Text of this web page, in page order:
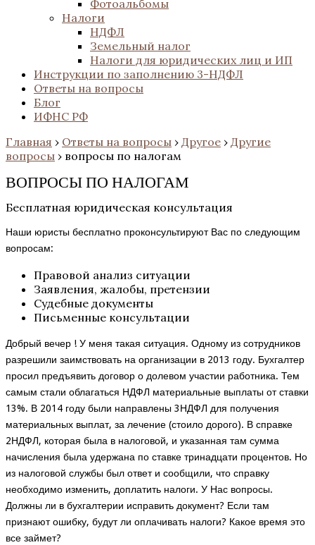
Фотоальбомы
Налоги
НДФЛ
Земельный налог
Налоги для юридических лиц и ИП
Инструкции по заполнению 3-НДФЛ
Ответы на вопросы
Блог
ИФНС РФ
Главная › Ответы на вопросы › Другое › Другие
вопросы › вопросы по налогам
ВОПРОСЫ ПО НАЛОГАМ
Бесплатная юридическая консультация
Наши юристы бесплатно проконсультируют Вас по следующим
вопросам:
Правовой анализ ситуации
Заявления, жалобы, претензии
Судебные документы
Письменные консультации
Добрый вечер ! У меня такая ситуация. Одному из сотрудников
разрешили заимствовать на организации в 2013 году. Бухгалтер
просил предъявить договор о долевом участии работника. Тем
самым стали облагаться НДФЛ материальные выплаты от ставки
13%. В 2014 году были направлены 3НДФЛ для получения
материальных выплат, за лечение (стоило дорого). В справке
2НДФЛ, которая была в налоговой, и указанная там сумма
начисления была удержана по ставке тринадцати процентов. Но
из налоговой службы был ответ и сообщили, что справку
необходимо изменить, доплатить налоги. У Нас вопросы.
Должны ли в бухгалтерии исправить документ? Если там
признают ошибку, будут ли оплачивать налоги? Какое время это
все займет?